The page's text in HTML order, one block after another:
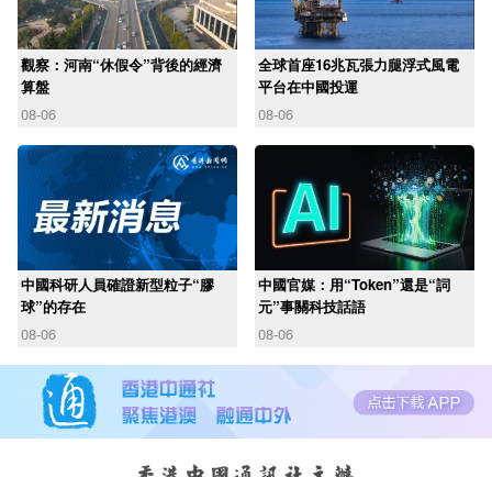
觀察：河南“休假令”背後的經濟
算盤
08-06
全球首座16兆瓦張力腿浮式風電
平台在中國投運
08-06
中國科研人員確證新型粒子“膠
球”的存在
08-06
中國官媒：用“Token”還是“詞
元”事關科技話語
08-06